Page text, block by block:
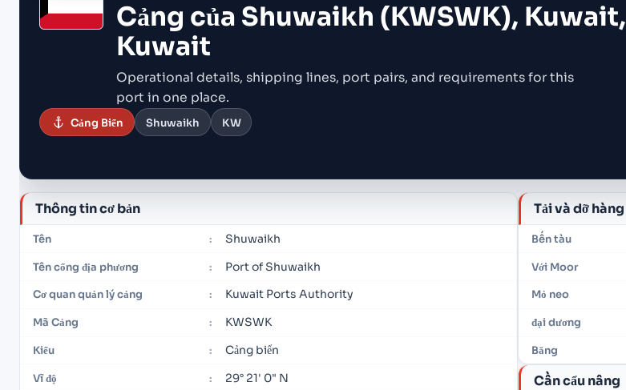
Cảng của Shuwaikh (KWSWK), Kuwait,
Kuwait
Operational details, shipping lines, port pairs, and requirements for this
port in one place.
Cảng Biển Shuwaikh KW
Thông tin cơ bản
Tên : Shuwaikh
Tên cổng địa phương : Port of Shuwaikh
Cơ quan quản lý cảng : Kuwait Ports Authority
Mã Cảng : KWSWK
Kiểu : Cảng biển
Vĩ độ : 29° 21' 0" N
Tải và dỡ hàng
Bến tàu
Với Moor
Mỏ neo
đại dương
Băng
Cần cẩu nâng